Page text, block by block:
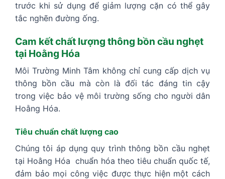
trước khi sử dụng để giảm lượng cặn có thể gây
tắc nghẽn đường ống.
Cam kết chất lượng thông bồn cầu nghẹt
tại Hoằng Hóa
Môi Trường Minh Tâm không chỉ cung cấp dịch vụ
thông bồn cầu mà còn là đối tác đáng tin cậy
trong việc bảo vệ môi trường sống cho người dân
Hoằng Hóa.
Tiêu chuẩn chất lượng cao
Chúng tôi áp dụng quy trình thông bồn cầu nghẹt
tại Hoằng Hóa chuẩn hóa theo tiêu chuẩn quốc tế,
đảm bảo mọi công việc được thực hiện một cách